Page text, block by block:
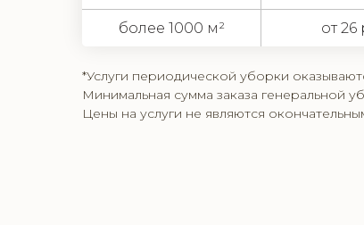
более 1000 м² от 26
*Услуги периодической уборки
Минимальная сумма заказа генеральной
Цены на услуги не являются